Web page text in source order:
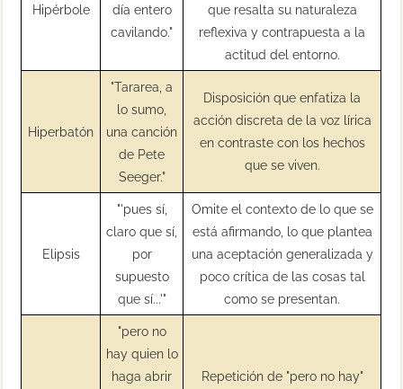
Hipérbole
día entero
cavilando."
que resalta su naturaleza
reflexiva y contrapuesta a la
actitud del entorno.
Hiperbatón
"Tararea, a
lo sumo,
una canción
de Pete
Seeger."
Disposición que enfatiza la
acción discreta de la voz lírica
en contraste con los hechos
que se viven.
Elipsis
"'pues sí,
claro que sí,
por
supuesto
que sí...'"
Omite el contexto de lo que se
está afirmando, lo que plantea
una aceptación generalizada y
poco crítica de las cosas tal
como se presentan.
"pero no
hay quien lo
haga abrir
Repetición de "pero no hay"